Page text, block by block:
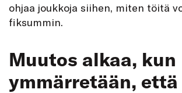
ohjaa joukkoja siihen, miten töitä
fiksummin.
Muutos alkaa, kun
ymmärretään,